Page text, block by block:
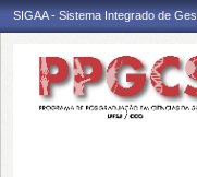
SIGAA - Sistema Integrado de